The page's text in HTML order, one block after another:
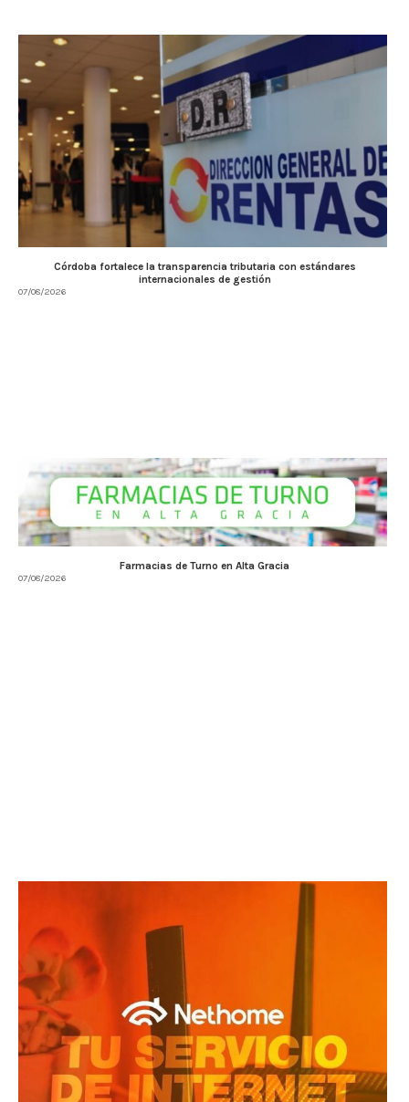
Córdoba fortalece la transparencia tributaria con estándares
internacionales de gestión
07/08/2026
Farmacias de Turno en Alta Gracia
07/08/2026